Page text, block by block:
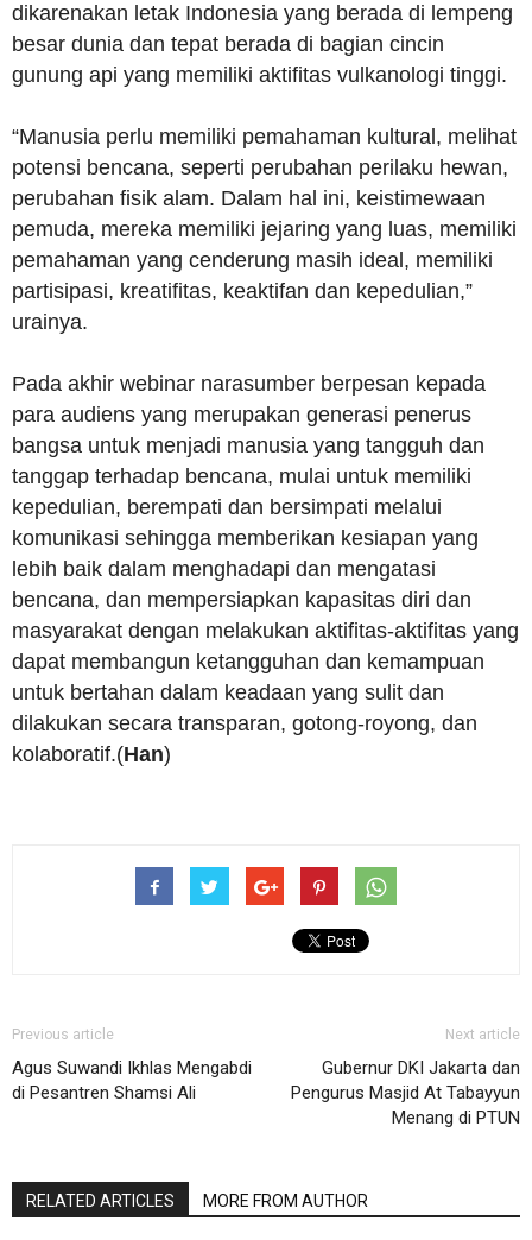
dikarenakan letak Indonesia yang berada di lempeng
besar dunia dan tepat berada di bagian cincin
gunung api yang memiliki aktifitas vulkanologi tinggi.
“Manusia perlu memiliki pemahaman kultural, melihat
potensi bencana, seperti perubahan perilaku hewan,
perubahan fisik alam. Dalam hal ini, keistimewaan
pemuda, mereka memiliki jejaring yang luas, memiliki
pemahaman yang cenderung masih ideal, memiliki
partisipasi, kreatifitas, keaktifan dan kepedulian,”
urainya.
Pada akhir webinar narasumber berpesan kepada
para audiens yang merupakan generasi penerus
bangsa untuk menjadi manusia yang tangguh dan
tanggap terhadap bencana, mulai untuk memiliki
kepedulian, berempati dan bersimpati melalui
komunikasi sehingga memberikan kesiapan yang
lebih baik dalam menghadapi dan mengatasi
bencana, dan mempersiapkan kapasitas diri dan
masyarakat dengan melakukan aktifitas-aktifitas yang
dapat membangun ketangguhan dan kemampuan
untuk bertahan dalam keadaan yang sulit dan
dilakukan secara transparan, gotong-royong, dan
kolaboratif.(Han)
Previous article
Agus Suwandi Ikhlas Mengabdi
di Pesantren Shamsi Ali
Next article
Gubernur DKI Jakarta dan
Pengurus Masjid At Tabayyun
Menang di PTUN
RELATED ARTICLES MORE FROM AUTHOR